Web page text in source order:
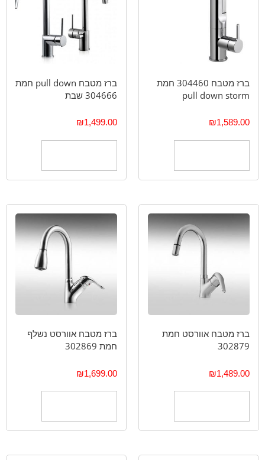
ברז מטבח 304460 חמת
pull down storm
₪1,589.00
ברז מטבח pull down חמת
304666 שבת
₪1,499.00
ברז מטבח אוורסט חמת
302879
₪1,489.00
ברז מטבח אוורסט נשלף
חמת 302869
₪1,699.00